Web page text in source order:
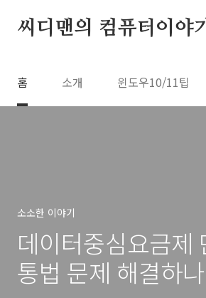
씨디맨의 컴퓨터이야기
홈 소개 윈도우10/11팁
소소한 이야기
데이터중심요금제
통법 문제 해결하나